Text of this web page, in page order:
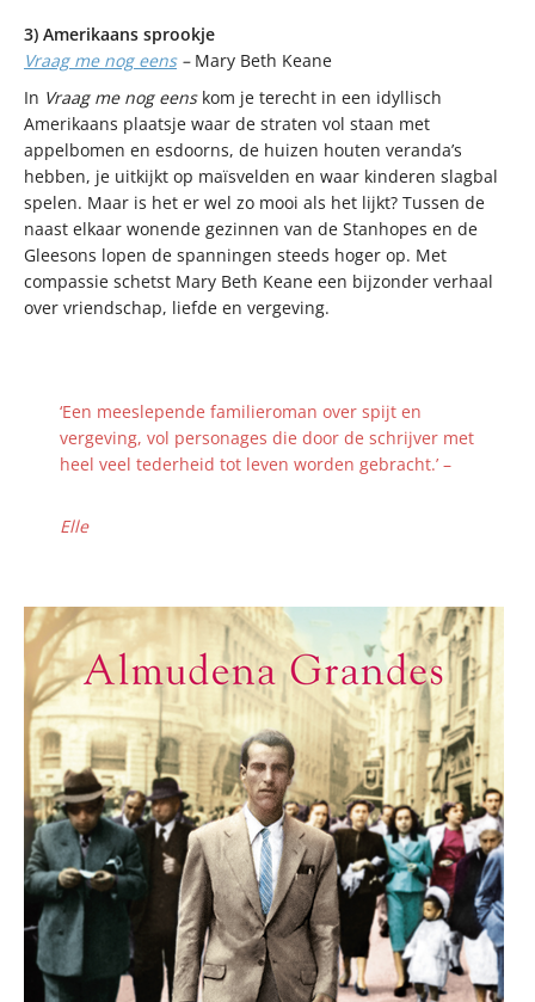
3) Amerikaans sprookje
Vraag me nog eens– Mary Beth Keane
In Vraag me nog eenskom je terecht in een idyllisch
Amerikaans plaatsje waar de straten vol staan met
appelbomen en esdoorns, de huizen houten veranda’s
hebben, je uitkijkt op maïsvelden en waar kinderen slagbal
spelen. Maar is het er wel zo mooi als het lijkt? Tussen de
naast elkaar wonende gezinnen van de Stanhopes en de
Gleesons lopen de spanningen steeds hoger op. Met
compassie schetst Mary Beth Keane een bijzonder verhaal
over vriendschap, liefde en vergeving.
‘Een meeslepende familieroman over spijt en
vergeving, vol personages die door de schrijver met
heel veel tederheid tot leven worden gebracht.’ –
Elle